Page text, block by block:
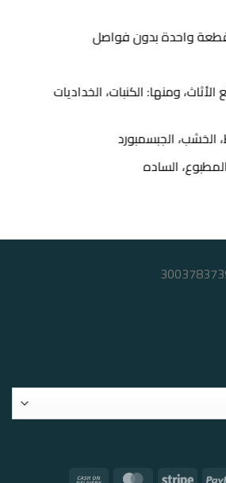
واحدة بدون فواصل
ومنها: الكنبات، الخداديات
الخشب، الجبسمبورد
الساده